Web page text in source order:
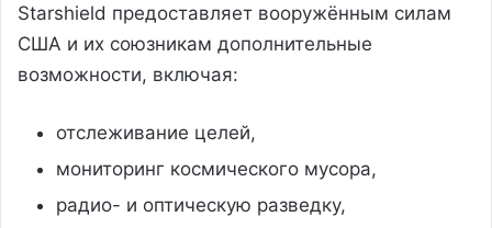
Starshield предоставляет вооружённым силам
США и их союзникам дополнительные
возможности, включая:
отслеживание целей,
мониторинг космического мусора,
радио- и оптическую разведку,